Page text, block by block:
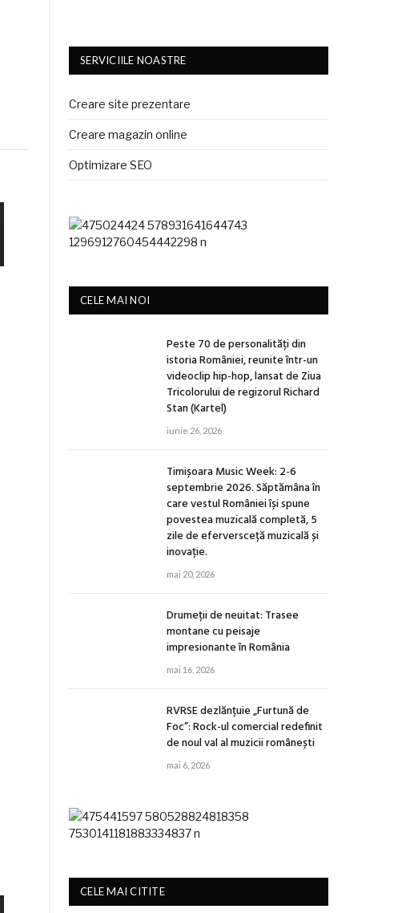
SERVICIILE NOASTRE
Creare site prezentare
Creare magazin online
Optimizare SEO
CELE MAI NOI
Peste 70 de personalități din
istoria României, reunite într-un
videoclip hip-hop, lansat de Ziua
Tricolorului de regizorul Richard
Stan (Kartel)
iunie 26, 2026
Timișoara Music Week: 2-6
septembrie 2026. Săptămâna în
care vestul României își spune
povestea muzicală completă, 5
zile de eferversceță muzicală și
inovație.
mai 20, 2026
Drumeții de neuitat: Trasee
montane cu peisaje
impresionante în România
mai 16, 2026
RVRSE dezlănțuie „Furtună de
Foc”: Rock-ul comercial redefinit
de noul val al muzicii românești
mai 6, 2026
CELE MAI CITITE